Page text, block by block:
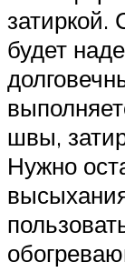
будет
швы,
Нужно